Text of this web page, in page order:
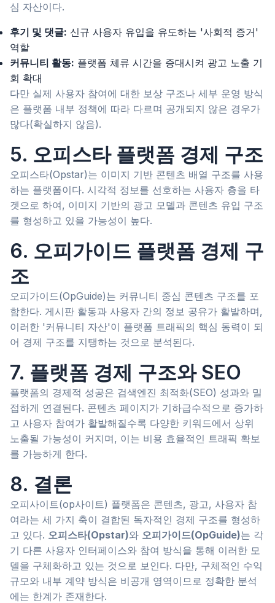
심 자산이다.
후기 및 댓글: 신규 사용자 유입을 유도하는 '사회적 증거'
역할
커뮤니티 활동: 플랫폼 체류 시간을 증대시켜 광고 노출 기
회 확대
다만 실제 사용자 참여에 대한 보상 구조나 세부 운영 방식
은 플랫폼 내부 정책에 따라 다르며 공개되지 않은 경우가
많다(확실하지 않음).
5. 오피스타 플랫폼 경제 구조
오피스타(Opstar)는 이미지 기반 콘텐츠 배열 구조를 사용
하는 플랫폼이다. 시각적 정보를 선호하는 사용자 층을 타
겟으로 하여, 이미지 기반의 광고 모델과 콘텐츠 유입 구조
를 형성하고 있을 가능성이 높다.
6. 오피가이드 플랫폼 경제 구
조
오피가이드(OpGuide)는 커뮤니티 중심 콘텐츠 구조를 포
함한다. 게시판 활동과 사용자 간의 정보 공유가 활발하며,
이러한 '커뮤니티 자산'이 플랫폼 트래픽의 핵심 동력이 되
어 경제 구조를 지탱하는 것으로 분석된다.
7. 플랫폼 경제 구조와 SEO
플랫폼의 경제적 성공은 검색엔진 최적화(SEO) 성과와 밀
접하게 연결된다. 콘텐츠 페이지가 기하급수적으로 증가하
고 사용자 참여가 활발해질수록 다양한 키워드에서 상위
노출될 가능성이 커지며, 이는 비용 효율적인 트래픽 확보
를 가능하게 한다.
8. 결론
오피사이트(op사이트) 플랫폼은 콘텐츠, 광고, 사용자 참
여라는 세 가지 축이 결합된 독자적인 경제 구조를 형성하
고 있다. 오피스타(Opstar)와 오피가이드(OpGuide)는 각
기 다른 사용자 인터페이스와 참여 방식을 통해 이러한 모
델을 구체화하고 있는 것으로 보인다. 다만, 구체적인 수익
규모와 내부 계약 방식은 비공개 영역이므로 정확한 분석
에는 한계가 존재한다.